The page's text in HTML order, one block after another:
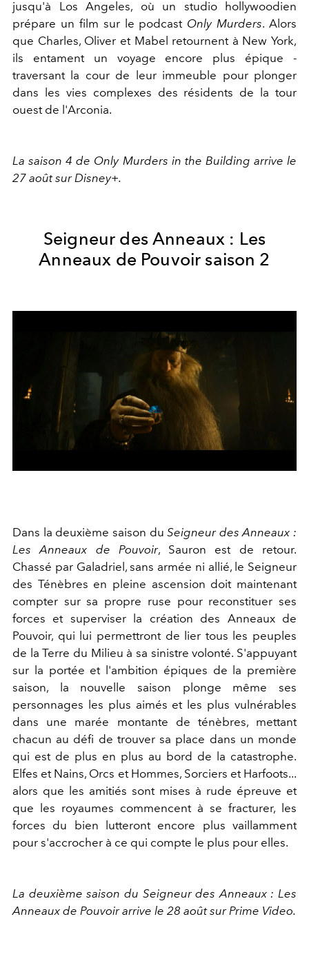
jusqu'à Los Angeles, où un studio hollywoodien
prépare un film sur le podcast Only Murders. Alors
que Charles, Oliver et Mabel retournent à New York,
ils entament un voyage encore plus épique -
traversant la cour de leur immeuble pour plonger
dans les vies complexes des résidents de la tour
ouest de l'Arconia.
La saison 4 de Only Murders in the Building arrive le
27 août sur Disney+.
Seigneur des Anneaux : Les
Anneaux de Pouvoir saison 2
Dans la deuxième saison duSeigneur des Anneaux :
Les Anneaux de Pouvoir, Sauron est de retour.
Chassé par Galadriel, sans armée ni allié, le Seigneur
des Ténèbres en pleine ascension doit maintenant
compter sur sa propre ruse pour reconstituer ses
forces et superviser la création des Anneaux de
Pouvoir, qui lui permettront de lier tous les peuples
de la Terre du Milieu à sa sinistre volonté. S'appuyant
sur la portée et l'ambition épiques de la première
saison, la nouvelle saison plonge même ses
personnages les plus aimés et les plus vulnérables
dans une marée montante de ténèbres, mettant
chacun au défi de trouver sa place dans un monde
qui est de plus en plus au bord de la catastrophe.
Elfes et Nains, Orcs et Hommes, Sorciers et Harfoots...
alors que les amitiés sont mises à rude épreuve et
que les royaumes commencent à se fracturer, les
forces du bien lutteront encore plus vaillamment
pour s'accrocher à ce qui compte le plus pour elles.
La deuxième saison du Seigneur des Anneaux : Les
Anneaux de Pouvoir arrive le 28 août sur Prime Video.